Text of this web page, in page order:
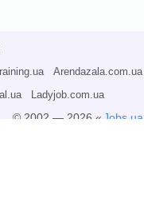
Arendazala.com.ua
Ladyjob.com.ua
© 2002 — 2026 « Jobs.ua